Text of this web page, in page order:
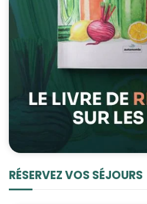
RÉSERVEZ VOS SÉJOURS